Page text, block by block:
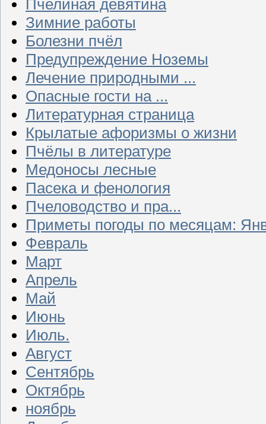
Пчелиная девятина
Зимние работы
Болезни пчёл
Предупреждение Ноземы
Лечение природными ...
Опасные гости на ...
Литературная страница
Крылатые афоризмы о жизни
Пчёлы в литературе
Медоносы лесные
Пасека и фенология
Пчеловодство и пра...
Приметы погоды по месяцам:
Февраль
Март
Апрель
Май
Июнь
Июль.
Август
Сентябрь
Октябрь
ноябрь